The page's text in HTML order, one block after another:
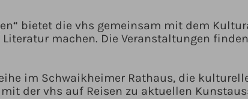
bietet die vhs gemeinsam mit dem
machen. Die Veranstaltungen
im Schwaikheimer Rathaus, die
der vhs auf Reisen zu aktuellen